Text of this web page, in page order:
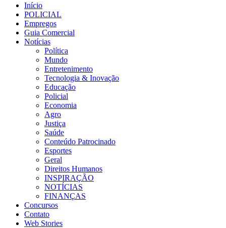
Início
POLICIAL
Empregos
Guia Comercial
Notícias
Política
Mundo
Entretenimento
Tecnologia & Inovação
Educação
Policial
Economia
Agro
Justiça
Saúde
Conteúdo Patrocinado
Esportes
Geral
Direitos Humanos
INSPIRAÇÃO
NOTÍCIAS
FINANÇAS
Concursos
Contato
Web Stories